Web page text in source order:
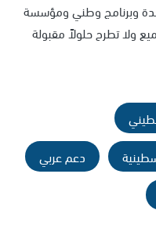
وبرنامج وطني ومؤسسة
ولا تطرح حلولاً مقبولة
دعم عربي